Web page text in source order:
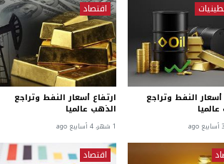
أسعار النفط وتراجع
اقتصاد
ارتفاع أسعار النفط وتراجع
الذهب عالميا
1 شهر، 4 أسابيع ago
اقتصاد